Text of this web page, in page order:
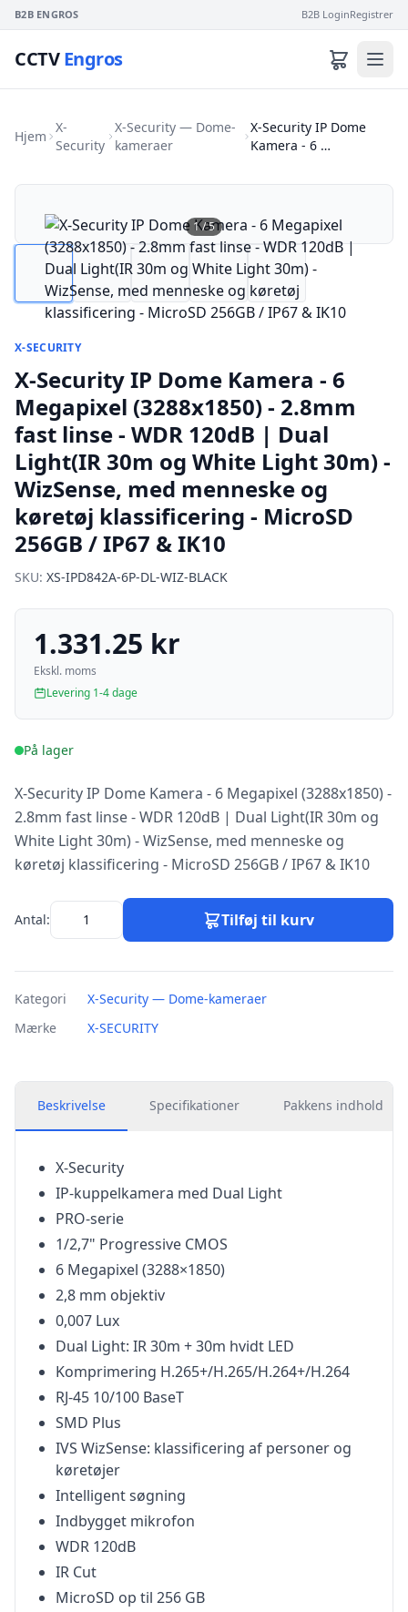
B2B ENGROS B2B LoginRegistrer
CCTVEngros
Hjem
X-
Security
X-Security — Dome-
kameraer
X-Security IP Dome
Kamera - 6 …
1/5
X-SECURITY
X-Security IP Dome Kamera - 6
Megapixel (3288x1850) - 2.8mm
fast linse - WDR 120dB | Dual
Light(IR 30m og White Light 30m) -
WizSense, med menneske og
køretøj klassificering - MicroSD
256GB / IP67 & IK10
SKU: XS-IPD842A-6P-DL-WIZ-BLACK
1.331.25 kr
Ekskl. moms
Levering 1-4 dage
På lager
X-Security IP Dome Kamera - 6 Megapixel (3288x1850) -
2.8mm fast linse - WDR 120dB | Dual Light(IR 30m og
White Light 30m) - WizSense, med menneske og
køretøj klassificering - MicroSD 256GB / IP67 & IK10
Antal: Tilføj til kurv
Kategori
X-Security — Dome-kameraer
Mærke
X-SECURITY
Beskrivelse Specifikationer Pakkens indhold
X-Security
IP-kuppelkamera med Dual Light
PRO-serie
1/2,7" Progressive CMOS
6 Megapixel (3288×1850)
2,8 mm objektiv
0,007 Lux
Dual Light: IR 30m + 30m hvidt LED
Komprimering H.265+/H.265/H.264+/H.264
RJ-45 10/100 BaseT
SMD Plus
IVS WizSense: klassificering af personer og
køretøjer
Intelligent søgning
Indbygget mikrofon
WDR 120dB
IR Cut
MicroSD op til 256 GB